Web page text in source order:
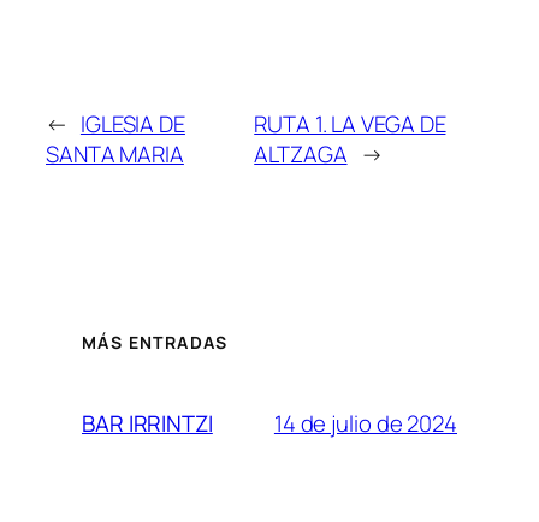
← IGLESIA DE
SANTA MARIA
RUTA 1. LA VEGA DE
ALTZAGA →
MÁS ENTRADAS
BAR IRRINTZI 14 de julio de 2024